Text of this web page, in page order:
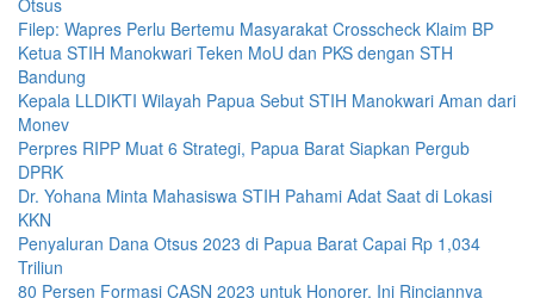
Filep: Wapres Perlu Bertemu Masyarakat Crosscheck Klaim BP
Ketua STIH Manokwari Teken MoU dan PKS dengan STH
Bandung
Kepala LLDIKTI Wilayah Papua Sebut STIH Manokwari Aman dari
Monev
Perpres RIPP Muat 6 Strategi, Papua Barat Siapkan Pergub
DPRK
Dr. Yohana Minta Mahasiswa STIH Pahami Adat Saat di Lokasi
KKN
Penyaluran Dana Otsus 2023 di Papua Barat Capai Rp 1,034
Triliun
80 Persen Formasi CASN 2023 untuk Honorer, Ini Rinciannya